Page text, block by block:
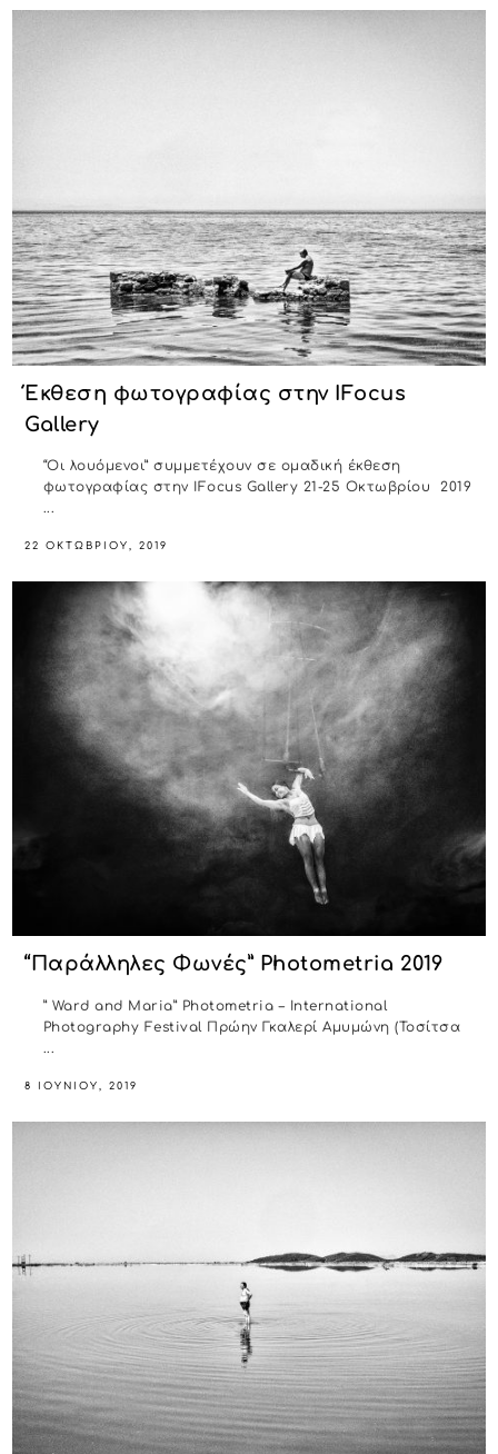
Έκθεση φωτογραφίας στην IFocus
Gallery
“Οι λουόμενοι” συμμετέχουν σε ομαδική έκθεση
φωτογραφίας στην IFocus Gallery 21-25 Οκτωβρίου 2019
...
22 ΟΚΤΩΒΡΊΟΥ, 2019
“Παράλληλες Φωνές” Photometria 2019
” Ward and Maria” Photometria – International
Photography Festival Πρώην Γκαλερί Αμυμώνη (Τοσίτσα
...
8 ΙΟΥΝΊΟΥ, 2019